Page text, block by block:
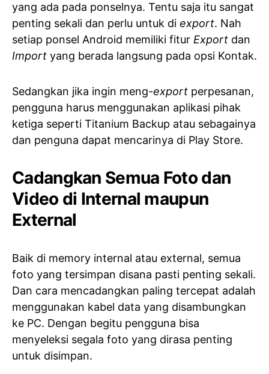
yang ada pada ponselnya. Tentu saja itu sangat
penting sekali dan perlu untuk di export. Nah
setiap ponsel Android memiliki fitur Export dan
Import yang berada langsung pada opsi Kontak.
Sedangkan jika ingin meng-export perpesanan,
pengguna harus menggunakan aplikasi pihak
ketiga seperti Titanium Backup atau sebagainya
dan penguna dapat mencarinya di Play Store.
Cadangkan Semua Foto dan
Video di Internal maupun
External
Baik di memory internal atau external, semua
foto yang tersimpan disana pasti penting sekali.
Dan cara mencadangkan paling tercepat adalah
menggunakan kabel data yang disambungkan
ke PC. Dengan begitu pengguna bisa
menyeleksi segala foto yang dirasa penting
untuk disimpan.